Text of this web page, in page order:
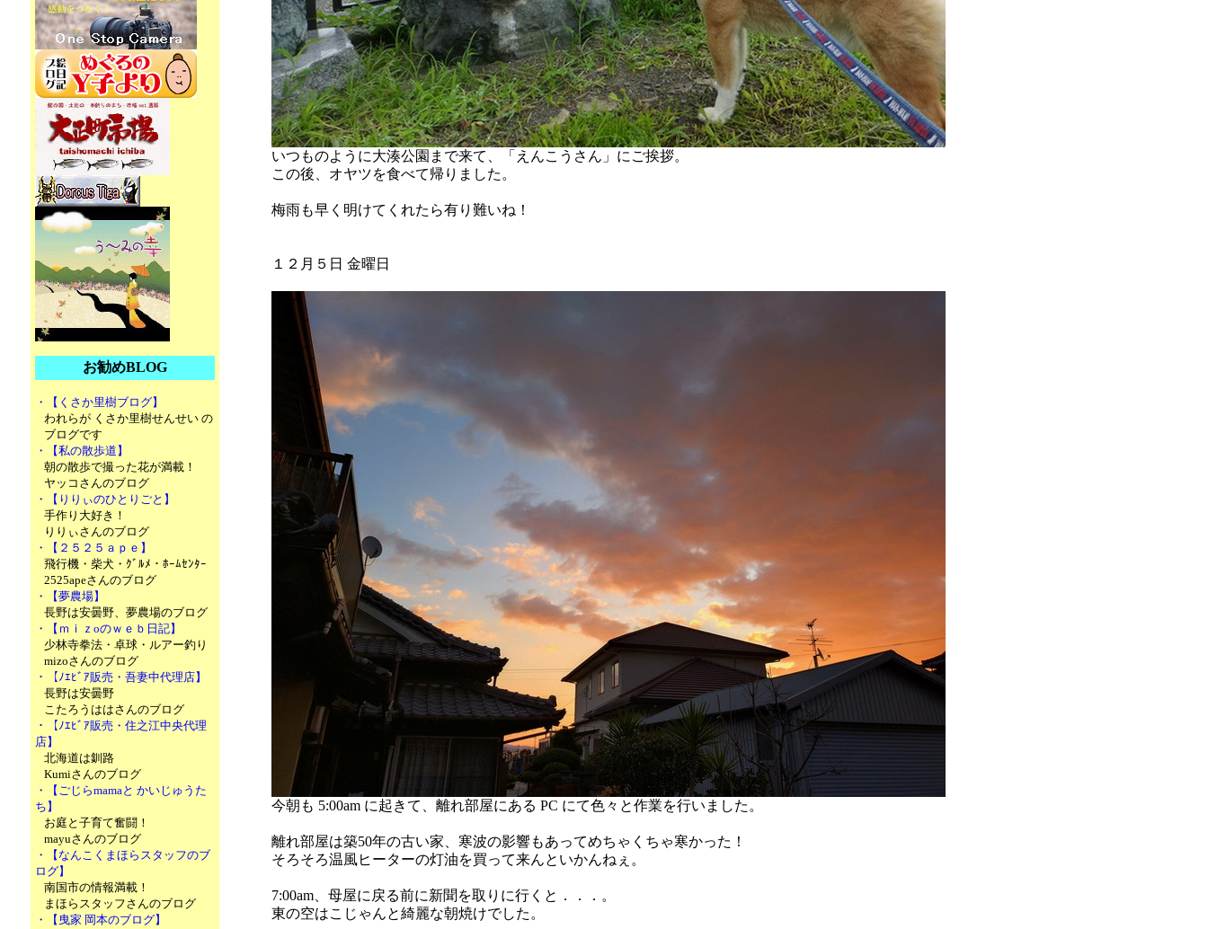
お勧めBLOG
・【くさか里樹ブログ】
われらが くさか里樹せんせい の
ブログです
・【私の散歩道】
朝の散歩で撮った花が満載！
ヤッコさんのブログ
・【りりぃのひとりごと】
手作り大好き！
りりぃさんのブログ
・【２５２５ａｐｅ】
飛行機・柴犬・ｸﾞﾙﾒ・ﾎｰﾑｾﾝﾀｰ
2525apeさんのブログ
・【夢農場】
長野は安曇野、夢農場のブログ
・【ｍｉｚoのｗｅｂ日記】
少林寺拳法・卓球・ルアー釣り
mizoさんのブログ
・【ﾉｴﾋﾞｱ販売・吾妻中代理店】
長野は安曇野
こたろうははさんのブログ
・【ﾉｴﾋﾞｱ販売・住之江中央代理
店】
北海道は釧路
Kumiさんのブログ
・【ごじらmamaと かいじゅうた
ち】
お庭と子育て奮闘！
mayuさんのブログ
・【なんこくまほらスタッフのブ
ログ】
南国市の情報満載！
まほらスタッフさんのブログ
・【曳家 岡本のブログ】
いつものように大湊公園まで来て、「えんこうさん」にご挨拶。
この後、オヤツを食べて帰りました。
梅雨も早く明けてくれたら有り難いね！
１２月５日 金曜日
今朝も 5:00am に起きて、離れ部屋にある PC にて色々と作業を行いました。
離れ部屋は築50年の古い家、寒波の影響もあってめちゃくちゃ寒かった！
そろそろ温風ヒーターの灯油を買って来んといかんねぇ。
7:00am、母屋に戻る前に新聞を取りに行くと．．．。
東の空はこじゃんと綺麗な朝焼けでした。